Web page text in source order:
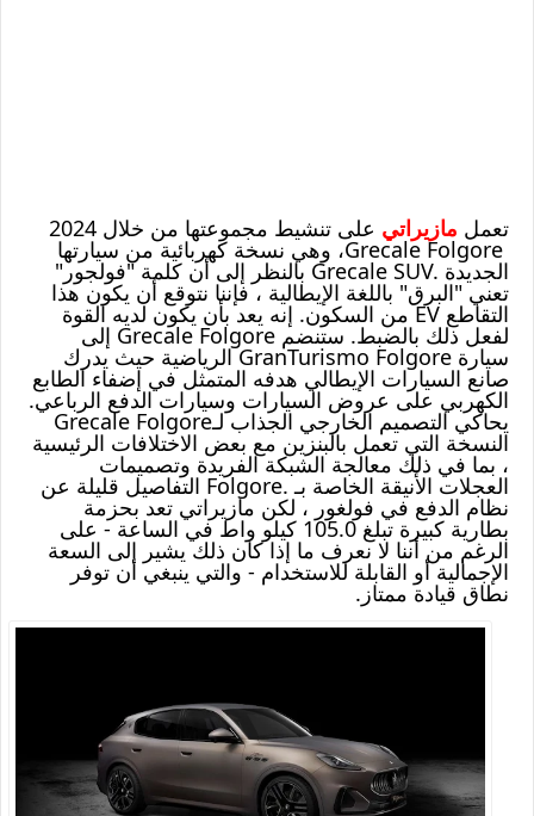
تعمل مازيراتي على تنشيط مجموعتها من خلال 2024
Grecale Folgore، وهي نسخة كهربائية من سيارتها
الجديدة Grecale SUV. بالنظر إلى أن كلمة "فولجور"
تعني "البرق" باللغة الإيطالية ، فإننا نتوقع أن يكون هذا
التقاطع EVمن السكون. إنه يعد بأن يكون لديه القوة
لفعل ذلك بالضبط. ستنضم Grecale Folgore إلى
سيارة GranTurismo Folgoreالرياضية حيث يدرك
صانع السيارات الإيطالي هدفه المتمثل في إضفاء الطابع
الكهربي على عروض السيارات وسيارات الدفع الرباعي.
يحاكي التصميم الخارجي الجذاب لـGrecale Folgore
النسخة التي تعمل بالبنزين مع بعض الاختلافات الرئيسية
، بما في ذلك معالجة الشبكة الفريدة وتصميمات
العجلات الأنيقة الخاصة بـFolgore. التفاصيل قليلة عن
نظام الدفع في فولغور ، لكن مازيراتي تعد بحزمة
بطارية كبيرة تبلغ 105.0 كيلو واط في الساعة - على
الرغم من أننا لا نعرف ما إذا كان ذلك يشير إلى السعة
الإجمالية أو القابلة للاستخدام - والتي ينبغي أن توفر
نطاق قيادة ممتاز .